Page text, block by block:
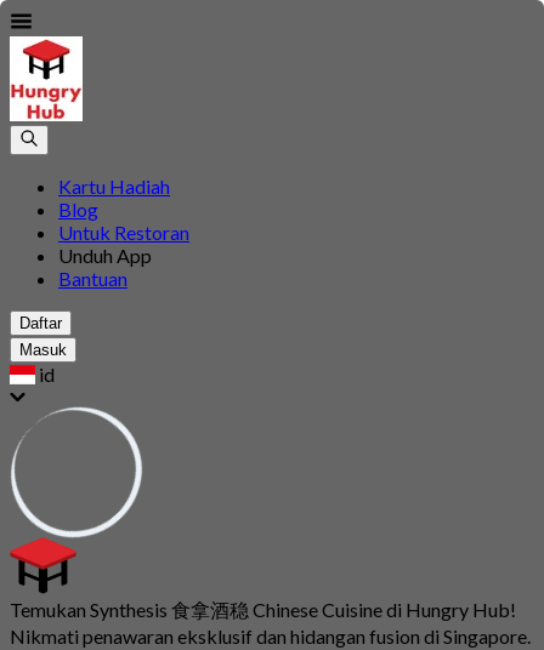
Kartu Hadiah
Blog
Untuk Restoran
Unduh App
Bantuan
Daftar
Masuk
id
Temukan Synthesis 食拿酒稳 Chinese Cuisine di Hungry Hub!
Nikmati penawaran eksklusif dan hidangan fusion di Singapore.